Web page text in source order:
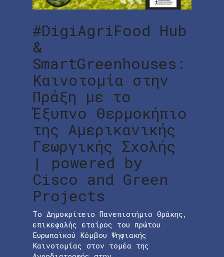
#DigiAgriFood Hub
&
SmartGreenhouses:
Καινοτομία στην
Πράξη με το
Έξυπνο Θερμοκήπιο
της Αμερικανικής
Γεωργικής Σχολής
| powered by
Cisco and Green
Projects
Το Δημοκρίτειο Πανεπιστήμιο Θράκης,
επικεφαλής εταίρος του πρώτου
Ευρωπαϊκού Κόμβου Ψηφιακής
Καινοτομίας στον τομέα της